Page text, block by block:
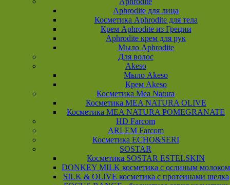
Aphrodite для лица
Косметика Aphrodite для тела
Крем Aphrodite из Греции
Aphrodite крем для рук
Мыло Aphrodite
Для волос
Akeso
Мыло Akeso
Крем Akeso
Косметика Mea Natura
Косметика MEA NATURA OLIVE
Косметика MEA NATURA POMEGRANATE
HD Farcom
ARLEM Farcom
Косметика ECHO&SERI
SOSTAR
Косметика SOSTAR ESTELSKIN
DONKEY MILK косметика с ослиным молоком
SILK & OLIVE косметика с протеинами шелка